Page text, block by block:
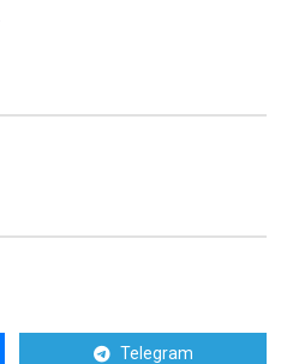
Telegram